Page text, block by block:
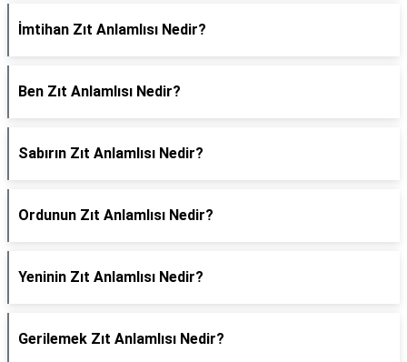
İmtihan Zıt Anlamlısı Nedir?
Ben Zıt Anlamlısı Nedir?
Sabırın Zıt Anlamlısı Nedir?
Ordunun Zıt Anlamlısı Nedir?
Yeninin Zıt Anlamlısı Nedir?
Gerilemek Zıt Anlamlısı Nedir?